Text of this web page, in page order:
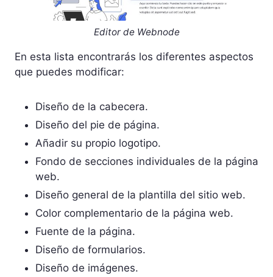
Editor de Webnode
En esta lista encontrarás los diferentes aspectos
que puedes modificar:
Diseño de la cabecera.
Diseño del pie de página.
Añadir su propio logotipo.
Fondo de secciones individuales de la página
web.
Diseño general de la plantilla del sitio web.
Color complementario de la página web.
Fuente de la página.
Diseño de formularios.
Diseño de imágenes.